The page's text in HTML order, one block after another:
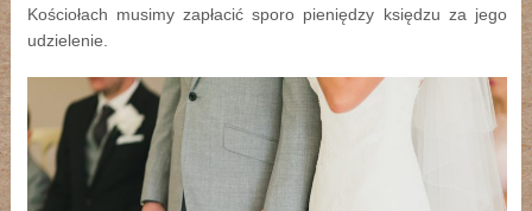
Kościołach musimy zapłacić sporo pieniędzy księdzu za jego
udzielenie.